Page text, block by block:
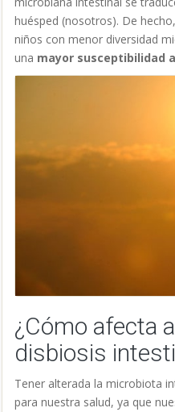
huésped (nosotros). De
niños con menor diversidad
una mayor susceptibilidad
¿Cómo afecta
disbiosis
Tener alterada la microbiota
para nuestra salud, ya que